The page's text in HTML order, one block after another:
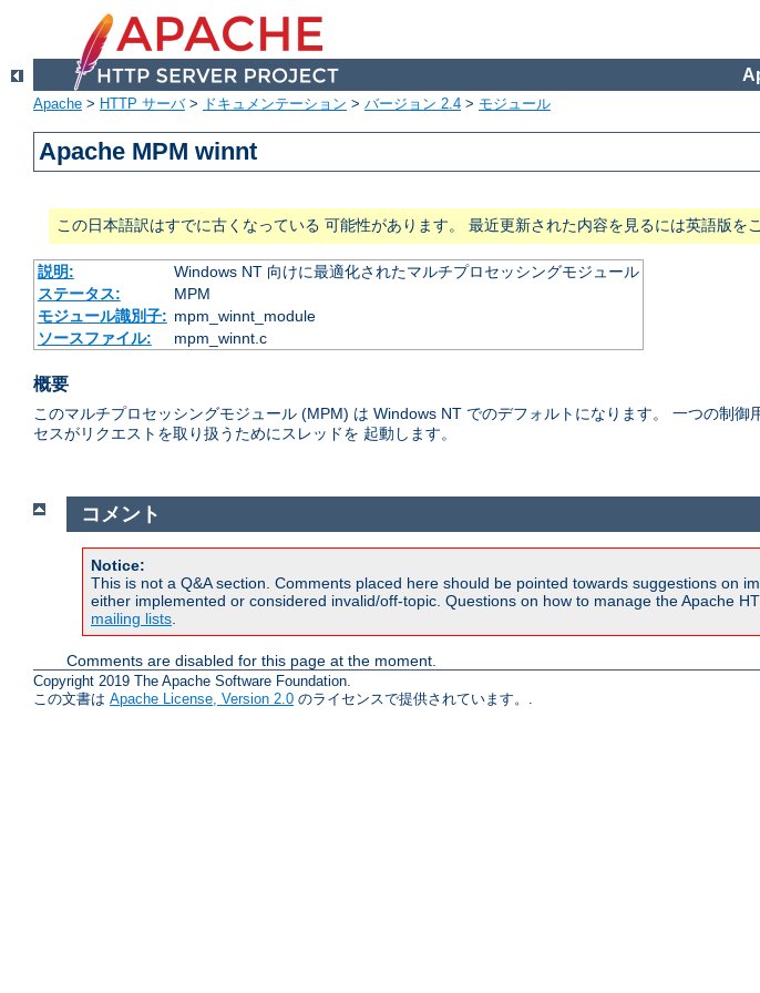
Apache > HTTP サーバ> ドキュメンテーション > バージョン 2.4 > モジュール
Apache MPM winnt
この日本語訳はすでに古くなっている 可能性があります。 最近更新された内容を見るには英語版をご
説明:
Windows NT 向けに最適化されたマルチプロセッシングモジュール
ステータス:
MPM
モジュール識別子: mpm_winnt_module
ソースファイル:
mpm_winnt.c
概要
このマルチプロセッシングモジュール (MPM) は Windows NT でのデフォルトになります。 一つの制
セスがリクエストを取り扱うためにスレッドを 起動します。
コメント
Notice:
This is not a Q&A section. Comments placed here should be pointed towards suggestions on
either implemented or considered invalid/off-topic. Questions on how to manage the Apache
mailing lists
Comments are disabled for this page at the moment.
Copyright 2019 The Apache Software Foundation.
この文書は Apache License, Version 2.0 のライセンスで提供されています。.